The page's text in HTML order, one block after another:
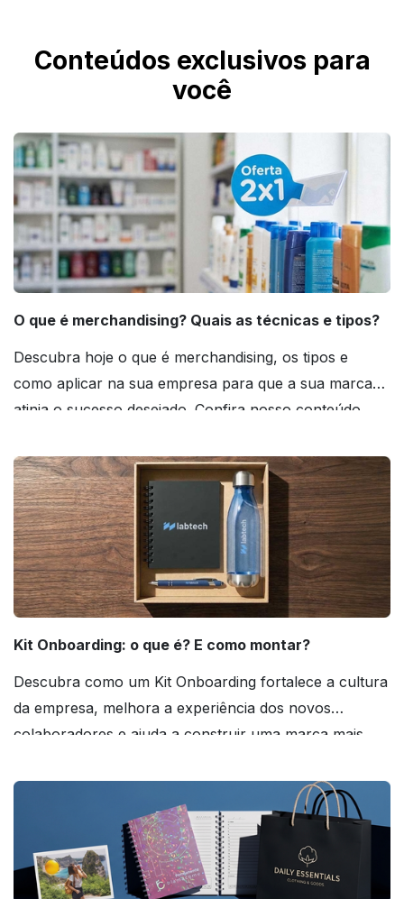
Conteúdos exclusivos para
você
O que é merchandising? Quais as técnicas e tipos?
Descubra hoje o que é merchandising, os tipos e
como aplicar na sua empresa para que a sua marca
atinja o sucesso desejado. Confira nosso conteúdo
Kit Onboarding: o que é? E como montar?
Descubra como um Kit Onboarding fortalece a cultura
da empresa, melhora a experiência dos novos
colaboradores e ajuda a construir uma marca mais